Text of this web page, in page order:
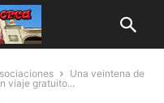
Una veintena de
viaje gratuito...